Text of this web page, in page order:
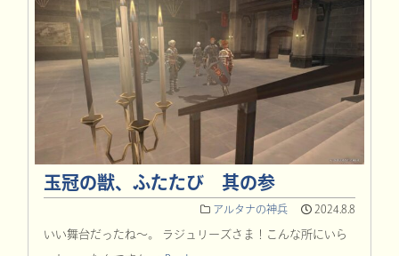
玉冠の獣、ふたたび 其の参
アルタナの神兵 2024.8.8
いい舞台だったね～。 ラジュリーズさま！こんな所にいら